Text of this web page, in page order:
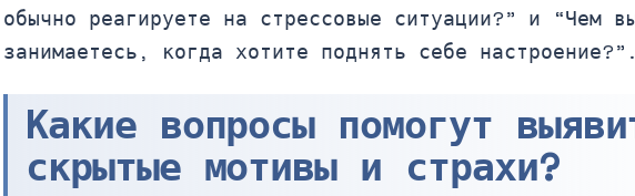
обычно реагируете на стрессовые ситуации?” и “Чем
занимаетесь, когда хотите поднять себе настроение?”.
Какие вопросы помогут
скрытые мотивы и страхи?